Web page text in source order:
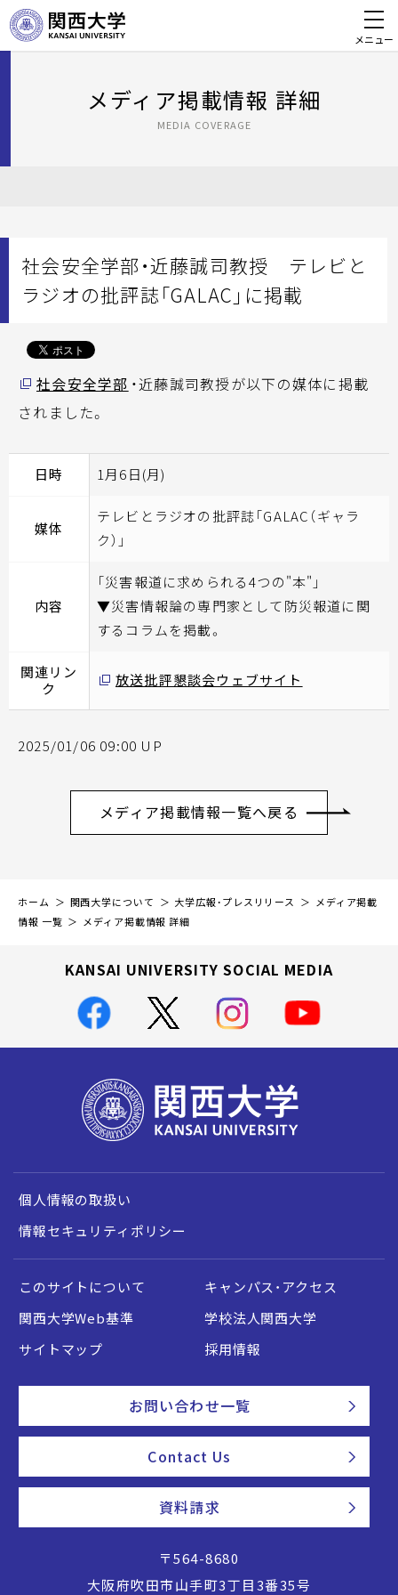
メニュー
メディア掲載情報 詳細
MEDIA COVERAGE
社会安全学部・近藤誠司教授 テレビと
ラジオの批評誌「GALAC」に掲載
社会安全学部 ・近藤誠司教授が以下の媒体に掲載
されました。
日時 1月6日(月)
媒体
テレビとラジオの批評誌「GALAC（ギャラ
ク）」
内容
「災害報道に求められる4つの"本"」
▼災害情報論の専門家として防災報道に関
するコラムを掲載。
関連リン
ク
放送批評懇談会ウェブサイト
2025/01/06 09:00 UP
メディア掲載情報一覧へ戻る
ホーム 関西大学について 大学広報・プレスリリース
メディア掲載
情報 一覧
メディア掲載情報 詳細
KANSAI UNIVERSITY SOCIAL MEDIA
個人情報の取扱い
情報セキュリティポリシー
このサイトについて
キャンパス・アクセス
関西大学Web基準
学校法人関西大学
サイトマップ
採用情報
お問い合わせ一覧
Contact Us
資料請求
〒564-8680
大阪府吹田市山手町3丁目3番35号